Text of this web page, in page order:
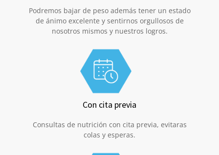
Podremos bajar de peso además tener un estado
de ánimo excelente y sentirnos orgullosos de
nosotros mismos y nuestros logros.
Con cita previa
Consultas de nutrición con cita previa, evitaras
colas y esperas.